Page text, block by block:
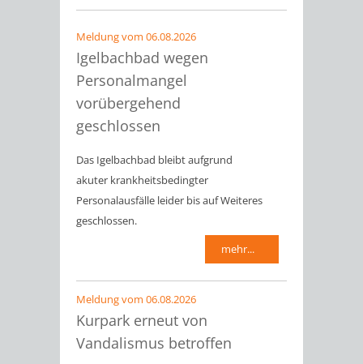
Meldung vom 06.08.2026
Igelbachbad wegen
Personalmangel
vorübergehend
geschlossen
Das Igelbachbad bleibt aufgrund
akuter krankheitsbedingter
Personalausfälle leider bis auf Weiteres
geschlossen.
mehr...
Meldung vom 06.08.2026
Kurpark erneut von
Vandalismus betroffen